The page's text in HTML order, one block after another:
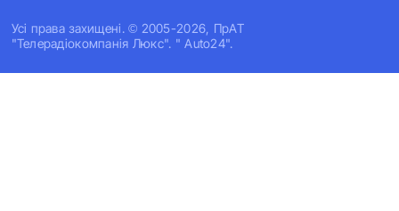
Усi права захищенi. © 2005-2026, ПрАТ
"Телерадіокомпанія Люкс". " Auto24".